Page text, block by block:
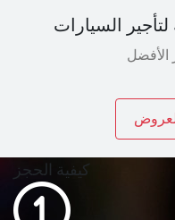
السيارات
الأفضل
كيفية الحجز